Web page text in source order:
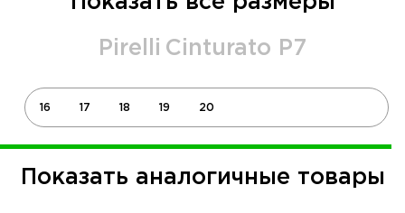
Pirelli Cinturato P7
16 17 18 19 20
Показать аналогичные товары